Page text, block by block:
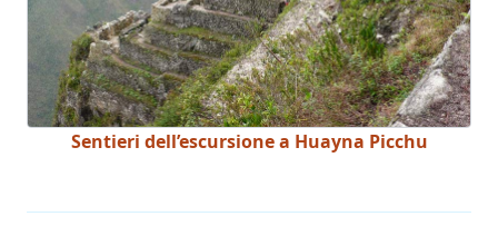
Sentieri dell’escursione a Huayna Picchu